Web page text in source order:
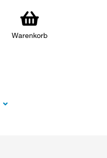
Warenkorb